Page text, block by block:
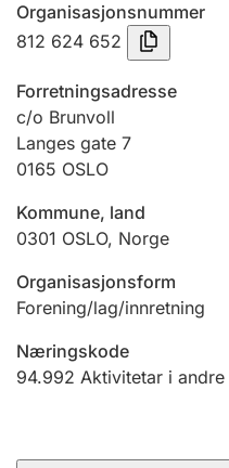
Tinglysing
Jeger
Betaling og
Ektepaktrettleiaren
Andre tema
Organisasjonsnummer
812 624 652
Forretningsadresse
c/o Brunvoll
Langes gate 7
0165 OSLO
Kommune, land
0301 OSLO, Norge
Organisasjonsform
Forening/lag/innretning
Næringskode
94.992 Aktivitetar i